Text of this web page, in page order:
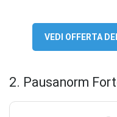
VEDI OFFERTA
2. Pausanorm